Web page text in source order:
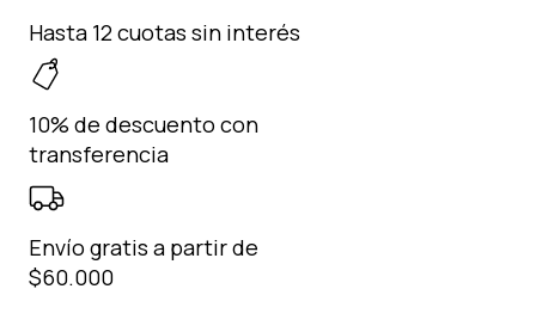
Hasta 12 cuotas sin interés
10% de descuento con
transferencia
Envío gratis a partir de
$60.000